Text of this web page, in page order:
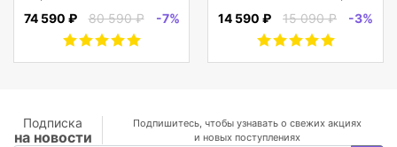
Cosmos
74 590 ₽ 80 590 ₽ -7%
27'' [16:9]
nonGLARE,
250cd/m2,
Speakers, 3Y, Black
14 590 ₽ 15 090 ₽ -3%
Подписка
на новости
Подпишитесь, чтобы узнавать о свежих акциях
и новых поступлениях